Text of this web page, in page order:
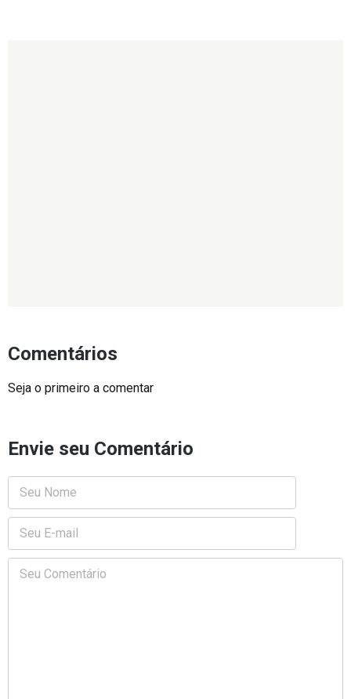
Comentários
Seja o primeiro a comentar
Envie seu Comentário